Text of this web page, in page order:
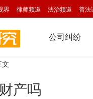
界 律师频道 法治频道 普法
公司纠纷
文
产吗